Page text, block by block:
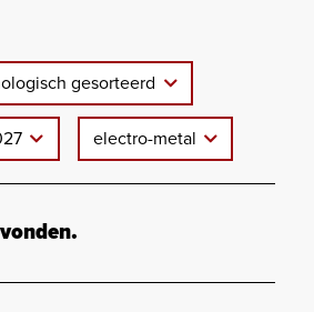
gesorteerd
electro-metal